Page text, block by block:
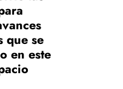
que se
en este